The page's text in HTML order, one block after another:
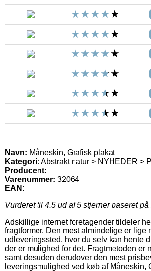
Navn: Måneskin, Grafisk plakat
Kategori: Abstrakt natur > NYHEDER >
Producent:
Varenummer: 32064
EAN:
Vurderet til 4.5 ud af 5 stjerner baseret på
Adskillige internet foretagender tildeler
fragtformer. Den mest almindelige er lige
udleveringssted, hvor du selv kan hente
der er mulighed for det. Fragtmetoden er
samt desuden derudover den mest
leveringsmulighed ved køb af Måneskin,